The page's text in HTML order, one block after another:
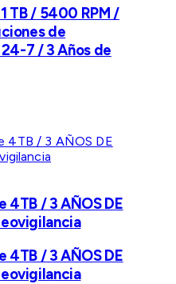
TB / 5400 RPM /
de
7 / 3 Años de
4TB / 3 AÑOS DE
4TB / 3 AÑOS DE